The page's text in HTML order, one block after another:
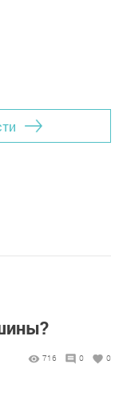
716 0 0